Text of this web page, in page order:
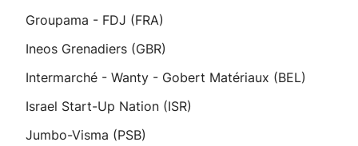
Groupama - FDJ (FRA)
Ineos Grenadiers (GBR)
Intermarché - Wanty - Gobert Matériaux (BEL)
Israel Start-Up Nation (ISR)
Jumbo-Visma (PSB)